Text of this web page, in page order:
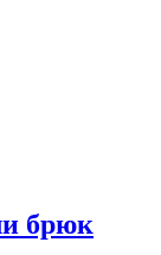
брюк